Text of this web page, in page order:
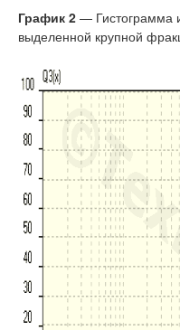
График 2 — Гистограмма
выделенной крупной